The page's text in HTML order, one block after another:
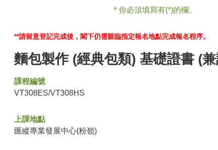
* 你必須填寫有(*)的欄。
**請留意登記完成後，閣下仍需親臨指定報名地點完成報名程序。
麵包製作 (經典包類) 基礎證書 (
課程編號
VT308ES/VT308HS
上課地點
匯縱專業發展中心(粉嶺)